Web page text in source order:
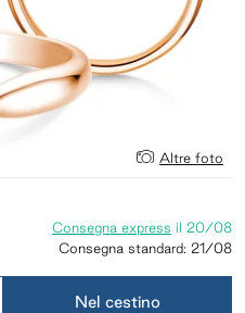
Altre foto
Consegna express il 20/08
Consegna standard: 21/08
Nel cestino